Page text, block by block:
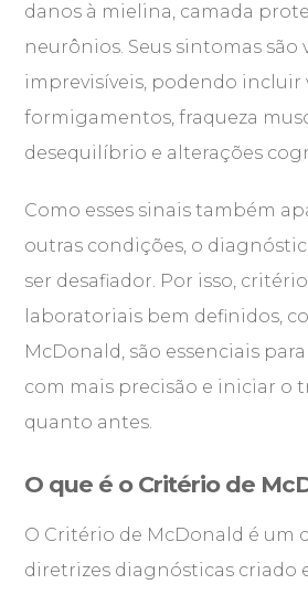
danos à mielina, camada
neurônios. Seus sintomas são
imprevisíveis, podendo incluir
formigamentos, fraqueza
desequilíbrio e alterações
Como esses sinais também
outras condições, o
ser desafiador. Por isso,
laboratoriais bem definidos,
McDonald, são essenciais
com mais precisão e iniciar o
quanto antes.
O que é o Critério de
O Critério de McDonald é um
diretrizes diagnósticas criado